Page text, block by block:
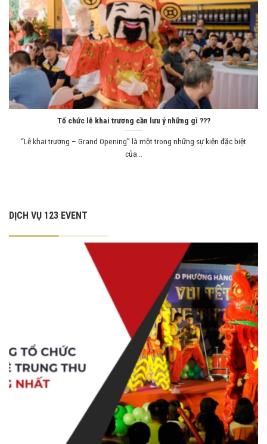
Tổ chức lễ khai trương cần lưu ý những gì ???
“Lễ khai trương – Grand Opening” là một trong những sự kiện đặc biệt
của...
DỊCH VỤ 123 EVENT